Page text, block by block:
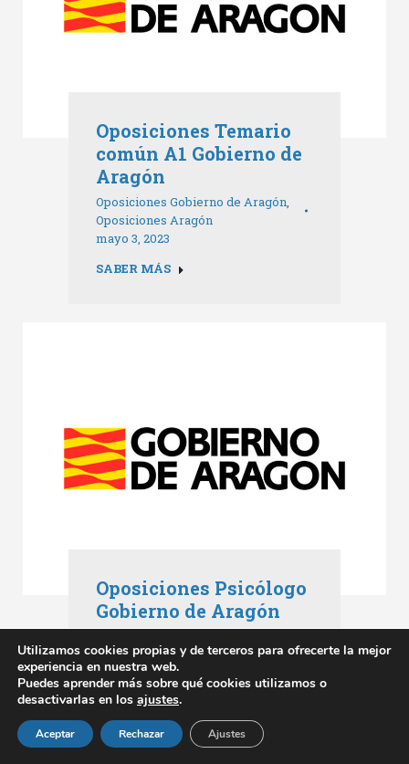
Oposiciones Temario
común A1 Gobierno de
Aragón
Oposiciones Gobierno de Aragón,
Oposiciones Aragón
mayo 3, 2023
SABER MÁS
Oposiciones Psicólogo
Gobierno de Aragón
Oposiciones Gobierno de Aragón
mayo 3, 2023
SABER MÁS
Utilizamos cookies propias y de terceros para ofrecerte la mejor
experiencia en nuestra web.
Puedes aprender más sobre qué cookies utilizamos o
desactivarlas en los ajustes.
Aceptar Rechazar Ajustes